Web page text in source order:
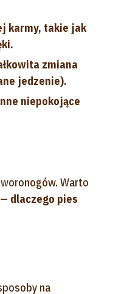
karmy, takie jak
zmiana
jedzenie).
niepokojące
Warto
dlaczego pies
na